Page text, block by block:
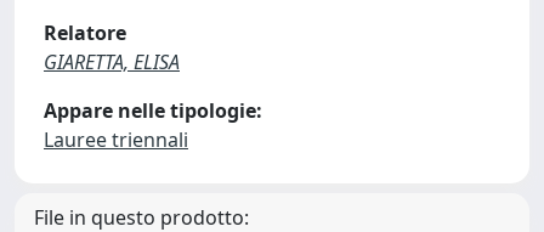
Relatore
GIARETTA, ELISA
Appare nelle tipologie:
Lauree triennali
File in questo prodotto: